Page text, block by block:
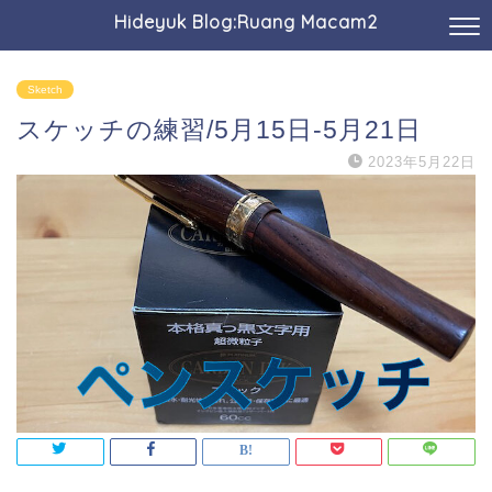
Hideyuk Blog:Ruang Macam2
Sketch
スケッチの練習/5月15日-5月21日
2023年5月22日